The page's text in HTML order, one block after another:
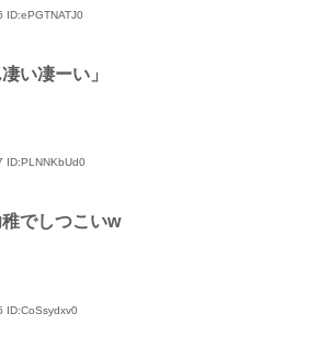
ID:ePGTNATJ0
い凄ーい」
ID:PLNNKbUd0
でしつこいw
ID:CoSsydxv0